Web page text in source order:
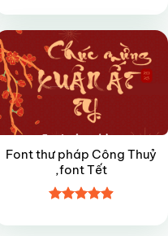
hạng4.4
5 sao
Font thư pháp Công Thuỷ
,font Tết
hạng4.95